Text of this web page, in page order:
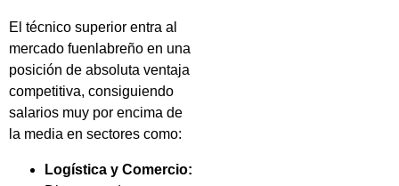
El técnico superior entra al
mercado fuenlabreño en una
posición de absoluta ventaja
competitiva, consiguiendo
salarios muy por encima de
la media en sectores como:
Logística y Comercio: